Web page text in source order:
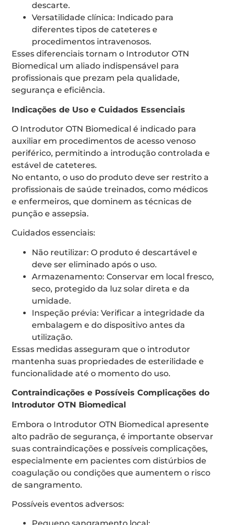
descarte.
Versatilidade clínica: Indicado para
diferentes tipos de cateteres e
procedimentos intravenosos.
Esses diferenciais tornam o Introdutor OTN
Biomedical um aliado indispensável para
profissionais que prezam pela qualidade,
segurança e eficiência.
Indicações de Uso e Cuidados Essenciais
O Introdutor OTN Biomedical é indicado para
auxiliar em procedimentos de acesso venoso
periférico, permitindo a introdução controlada e
estável de cateteres.
No entanto, o uso do produto deve ser restrito a
profissionais de saúde treinados, como médicos
e enfermeiros, que dominem as técnicas de
punção e assepsia.
Cuidados essenciais:
Não reutilizar: O produto é descartável e
deve ser eliminado após o uso.
Armazenamento: Conservar em local fresco,
seco, protegido da luz solar direta e da
umidade.
Inspeção prévia: Verificar a integridade da
embalagem e do dispositivo antes da
utilização.
Essas medidas asseguram que o introdutor
mantenha suas propriedades de esterilidade e
funcionalidade até o momento do uso.
Contraindicações e Possíveis Complicações do
Introdutor OTN Biomedical
Embora o Introdutor OTN Biomedical apresente
alto padrão de segurança, é importante observar
suas contraindicações e possíveis complicações,
especialmente em pacientes com distúrbios de
coagulação ou condições que aumentem o risco
de sangramento.
Possíveis eventos adversos: